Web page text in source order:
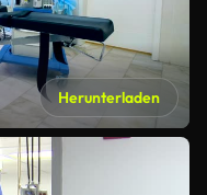
Herunterladen